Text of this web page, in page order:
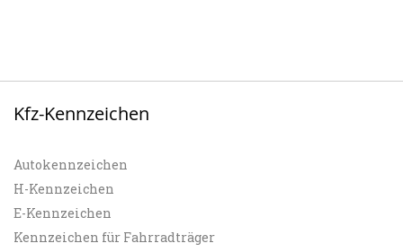
Kfz-Kennzeichen
Autokennzeichen
H-Kennzeichen
E-Kennzeichen
Kennzeichen für Fahrradträger